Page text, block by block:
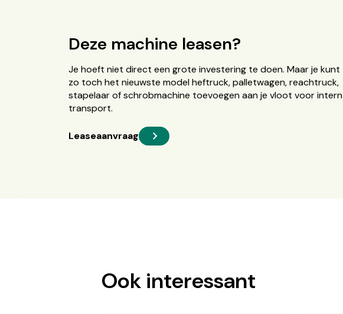
Deze machine leasen?
Je hoeft niet direct een grote investering te doen. Maar je kunt
zo toch het nieuwste model heftruck, palletwagen, reachtruck,
stapelaar of schrobmachine toevoegen aan je vloot voor intern
transport.
Leaseaanvraag
Ook interessant